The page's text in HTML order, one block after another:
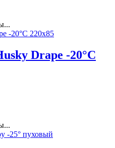
Drape -20°С